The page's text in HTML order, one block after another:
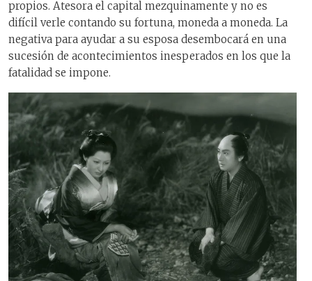
propios. Atesora el capital mezquinamente y no es
difícil verle contando su fortuna, moneda a moneda. La
negativa para ayudar a su esposa desembocará en una
sucesión de acontecimientos inesperados en los que la
fatalidad se impone.